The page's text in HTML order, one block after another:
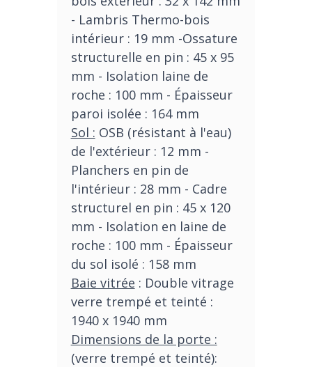
- Lambris Thermo-bois
intérieur : 19 mm -Ossature
structurelle en pin : 45 x 95
mm - Isolation laine de
roche : 100 mm - Épaisseur
paroi isolée : 164 mm
Sol : OSB (résistant à l'eau)
de l'extérieur : 12 mm -
Planchers en pin de
l'intérieur : 28 mm - Cadre
structurel en pin : 45 x 120
mm - Isolation en laine de
roche : 100 mm - Épaisseur
du sol isolé : 158 mm
Baie vitrée : Double vitrage
verre trempé et teinté :
1940 x 1940 mm
Dimensions de la porte :
(verre trempé et teinté):